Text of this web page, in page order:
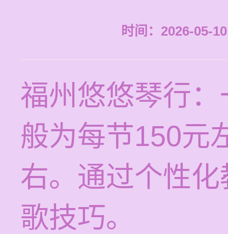
时间：2026-05-
福州悠悠琴行
般为每节150元
右。通过个性
歌技巧。